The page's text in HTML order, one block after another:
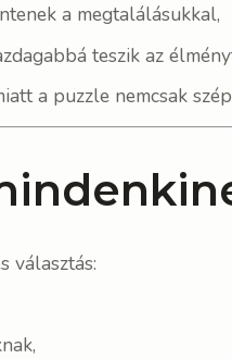
a megtalálásukkal,
teszik az
a puzzle nemcsak
választás: